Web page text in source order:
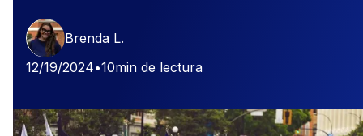
Brenda L.
12/19/2024•10min de lectura